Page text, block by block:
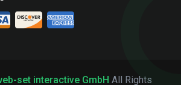
set interactive GmbH All Rights